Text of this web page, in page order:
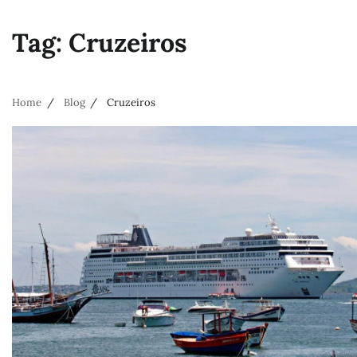
Tag: Cruzeiros
Home Blog Cruzeiros